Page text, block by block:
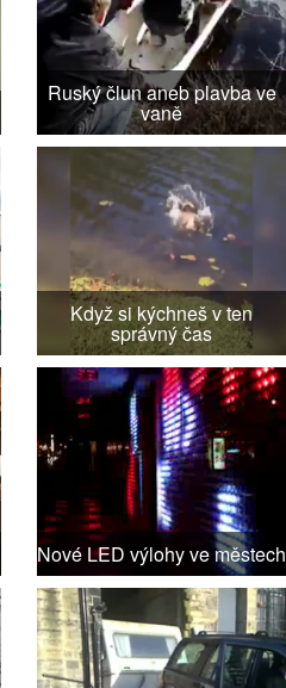
Ruský člun aneb plavba ve
vaně
Když si kýchneš v ten
správný čas
Nové LED výlohy ve městech